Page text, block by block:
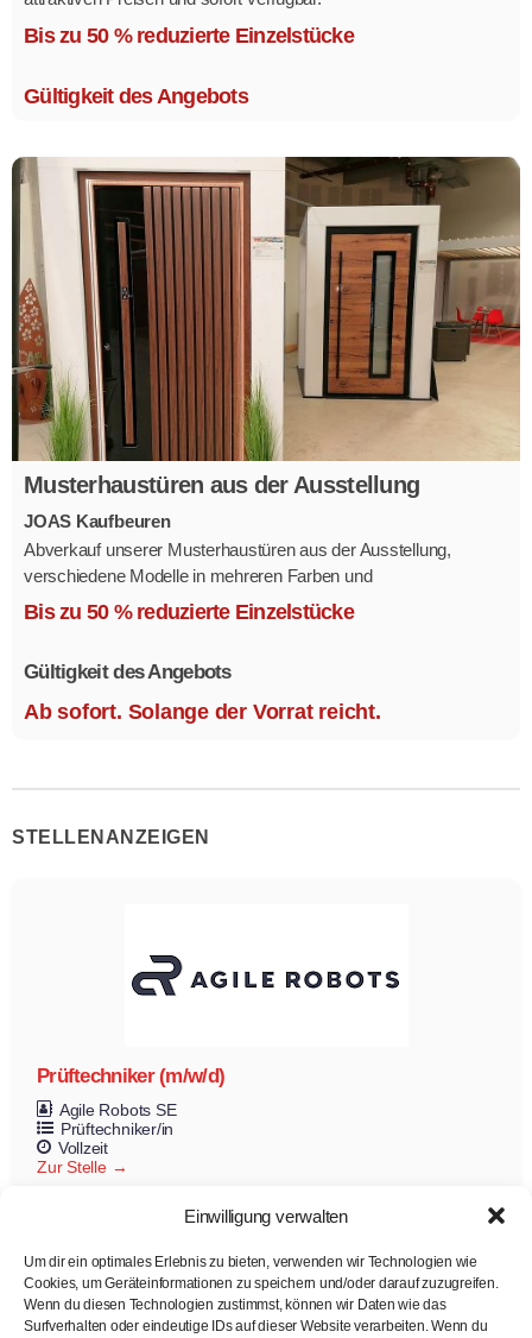
Einwilligung verwalten
Um dir ein optimales Erlebnis zu bieten, verwenden wir Technologien wie
Cookies, um Geräteinformationen zu speichern und/oder darauf zuzugreifen.
Wenn du diesen Technologien zustimmst, können wir Daten wie das
Surfverhalten oder eindeutige IDs auf dieser Website verarbeiten. Wenn du
Mehrere Modelle in verschiedenen Ausführungen.
Bis zu 50 % reduzierte Einzelstücke
Gültigkeit des Angebots
Musterhaustüren aus der Ausstellung
JOAS Kaufbeuren
Abverkauf unserer Musterhaustüren aus der Ausstellung,
verschiedene Modelle in mehreren Farben und
Ausstattungsvarianten.
Bis zu 50 % reduzierte Einzelstücke
Gültigkeit des Angebots
Ab sofort. Solange der Vorrat reicht.
STELLENANZEIGEN
Prüftechniker (m/w/d)
Agile Robots SE
Prüftechniker/in
Vollzeit
Zur Stelle